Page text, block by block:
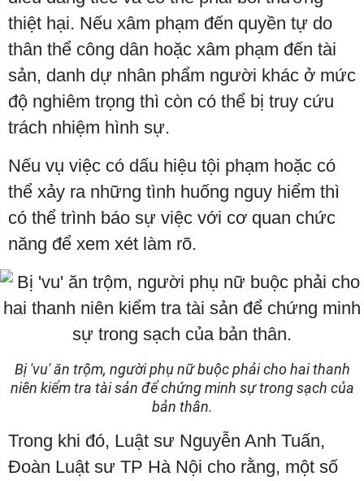
thiệt hại. Nếu xâm phạm đến quyền tự do
thân thể công dân hoặc xâm phạm đến tài
sản, danh dự nhân phẩm người khác ở mức
độ nghiêm trọng thì còn có thể bị truy cứu
trách nhiệm hình sự.
Nếu vụ việc có dấu hiệu tội phạm hoặc có
thể xảy ra những tình huống nguy hiểm thì
có thể trình báo sự việc với cơ quan chức
năng để xem xét làm rõ.
Bị 'vu' ăn trộm, người phụ nữ buộc phải cho hai thanh
niên kiểm tra tài sản để chứng minh sự trong sạch của
bản thân.
Trong khi đó, Luật sư Nguyễn Anh Tuấn,
Đoàn Luật sư TP Hà Nội cho rằng, một số